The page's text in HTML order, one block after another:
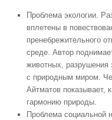
Проблема экологии.
вплетены в
пренебрежительного
среде. Автор
животных, разрушения
с природным миром.
Айтматов показывает,
гармонию природы.
Проблема социальной